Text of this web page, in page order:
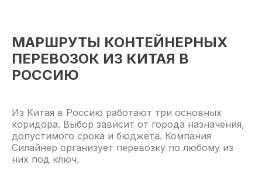
МАРШРУТЫ КОНТЕЙНЕРНЫХ
ПЕРЕВОЗОК ИЗ КИТАЯ В
РОССИЮ
Из Китая в Россию работают три основных
коридора. Выбор зависит от города назначения,
допустимого срока и бюджета. Компания
Силайнер организует перевозку по любому из
них под ключ.